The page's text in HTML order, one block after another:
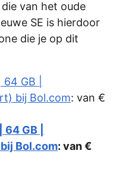
van het oude
SE is hierdoor
die je op dit
GB |
bij Bol.com: van €
GB |
Bol.com: van €